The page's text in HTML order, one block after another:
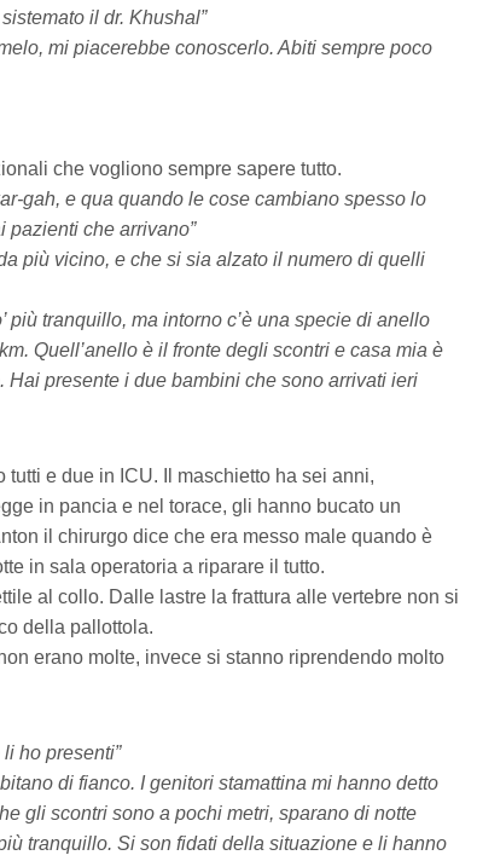
il dr. Khushal”
mi piacerebbe conoscerlo. Abiti sempre poco
che vogliono sempre sapere tutto.
gah, e qua quando le cose cambiano spesso lo
pazienti che arrivano”
più vicino, e che si sia alzato il numero di quelli
più tranquillo, ma intorno c’è una specie di anello
Quell’anello è il fronte degli scontri e casa mia è
Hai presente i due bambini che sono arrivati ieri
e due in ICU. Il maschietto ha sei anni,
in pancia e nel torace, gli hanno bucato un
il chirurgo dice che era messo male quando è
in sala operatoria a riparare il tutto.
al collo. Dalle lastre la frattura alle vertebre non si
della pallottola.
erano molte, invece si stanno riprendendo molto
ho presenti”
di fianco. I genitori stamattina mi hanno detto
gli scontri sono a pochi metri, sparano di notte
tranquillo. Si son fidati della situazione e li hanno